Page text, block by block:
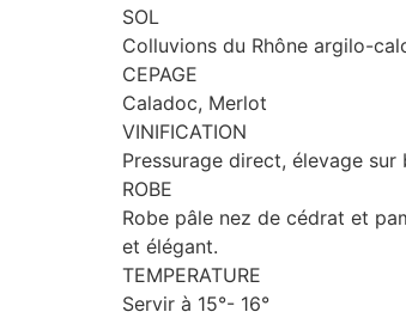
SOL
Colluvions du Rhône argilo-
CEPAGE
Caladoc, Merlot
VINIFICATION
Pressurage direct, élevage sur
ROBE
Robe pâle nez de cédrat et
et élégant.
TEMPERATURE
Servir à 15°- 16°